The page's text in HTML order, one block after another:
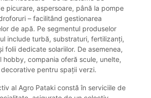
picurare, aspersoare, până la pompe
– facilitând gestionarea
de apă. Pe segmentul produselor
include turbă, substraturi, fertilizanți,
folii dedicate solariilor. De asemenea,
hobby, compania oferă scule, unelte,
pentru spații verzi.
al Agro Pataki constă în serviciile de